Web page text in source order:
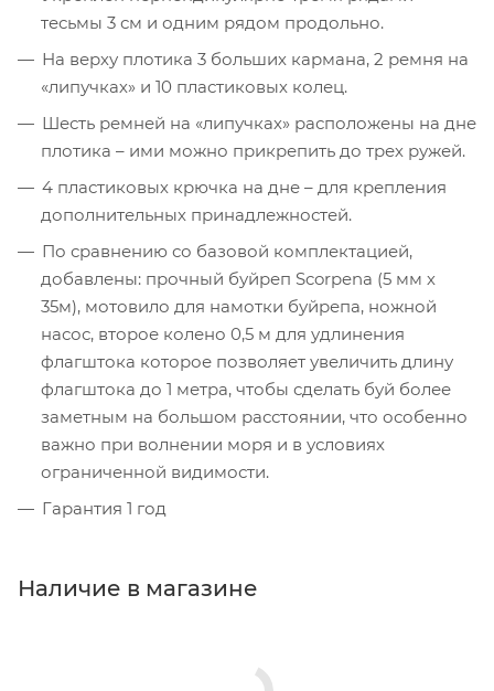
тесьмы 3 см и одним рядом продольно.
На верху плотика 3 больших кармана, 2 ремня на
«липучках» и 10 пластиковых колец.
Шесть ремней на «липучках» расположены на дне
плотика – ими можно прикрепить до трех ружей.
4 пластиковых крючка на дне – для крепления
дополнительных принадлежностей.
По сравнению со базовой комплектацией,
добавлены: прочный буйреп Scorpena (5 мм х
35м), мотовило для намотки буйрепа, ножной
насос, второе колено 0,5 м для удлинения
флагштока которое позволяет увеличить длину
флагштока до 1 метра, чтобы сделать буй более
заметным на большoм расстоянии, что особенно
важно при волнении моря и в условиях
ограниченной видимости.
Гарантия 1 год
Наличие в магазине